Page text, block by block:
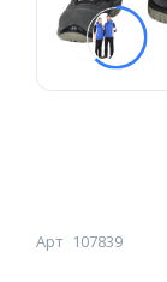
Арт 107839